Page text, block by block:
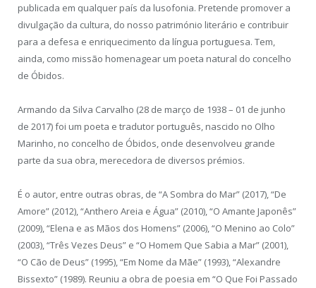
publicada em qualquer país da lusofonia. Pretende promover a
divulgação da cultura, do nosso património literário e contribuir
para a defesa e enriquecimento da língua portuguesa. Tem,
ainda, como missão homenagear um poeta natural do concelho
de Óbidos.
Armando da Silva Carvalho (28 de março de 1938 – 01 de junho
de 2017) foi um poeta e tradutor português, nascido no Olho
Marinho, no concelho de Óbidos, onde desenvolveu grande
parte da sua obra, merecedora de diversos prémios.
É o autor, entre outras obras, de “A Sombra do Mar” (2017), “De
Amore” (2012), “Anthero Areia e Água” (2010), “O Amante Japonês”
(2009), “Elena e as Mãos dos Homens” (2006), “O Menino ao Colo”
(2003), “Três Vezes Deus” e “O Homem Que Sabia a Mar” (2001),
“O Cão de Deus” (1995), “Em Nome da Mãe” (1993), “Alexandre
Bissexto” (1989). Reuniu a obra de poesia em “O Que Foi Passado